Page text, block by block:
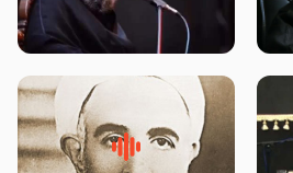
روضه جانسوز پاره های جگر امام
حسن مجتبی علیه السلام-حجت